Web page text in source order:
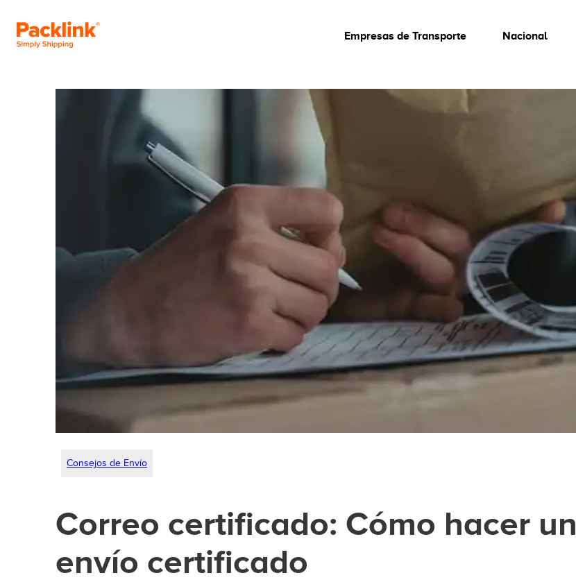
Empresas de Transporte Nacional
Consejos de Envío
Correo certificado: Cómo hacer un
envío certificado